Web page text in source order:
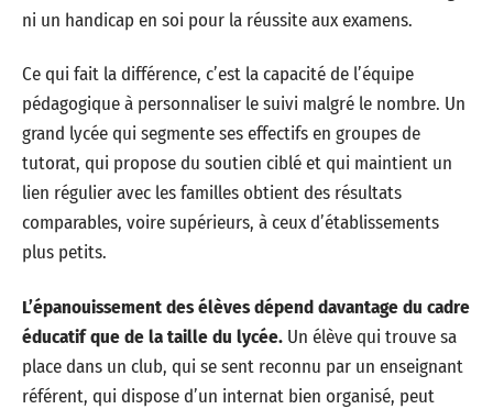
ni un handicap en soi pour la réussite aux examens.
Ce qui fait la différence, c’est la capacité de l’équipe
pédagogique à personnaliser le suivi malgré le nombre. Un
grand lycée qui segmente ses effectifs en groupes de
tutorat, qui propose du soutien ciblé et qui maintient un
lien régulier avec les familles obtient des résultats
comparables, voire supérieurs, à ceux d’établissements
plus petits.
L’épanouissement des élèves dépend davantage du cadre
éducatif que de la taille du lycée. Un élève qui trouve sa
place dans un club, qui se sent reconnu par un enseignant
référent, qui dispose d’un internat bien organisé, peut